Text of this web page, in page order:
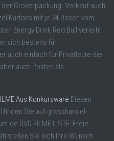
der Groverpackung. Verkauf auch
Kartons mit je 24 Dosen vom
Energy Drink Red Bull verleiht
sich bestens für
auch einfach für Privatleute die
auch Posten als
Aus Konkursware Diesen
finden Sie auf grosshandel-
DVD FILME LISTE: Freie
Sie sich Ihre Wunsch